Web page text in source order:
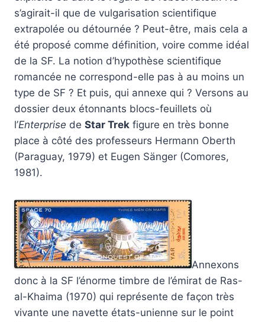
s’agirait-il que de vulgarisation scientifique
extrapolée ou détournée ? Peut-être, mais cela a
été proposé comme définition, voire comme idéal
de la SF. La notion d’hypothèse scientifique
romancée ne correspond-elle pas à au moins un
type de SF ? Et puis, qui annexe qui ? Versons au
dossier deux étonnants blocs-feuillets où
l’Enterprise de Star Trek figure en très bonne
place à côté des professeurs Hermann Oberth
(Paraguay, 1979) et Eugen Sänger (Comores,
1981).
Annexons
donc à la SF l’énorme timbre de l’émirat de Ras-
al-Khaima (1970) qui représente de façon très
vivante une navette états-unienne sur le point